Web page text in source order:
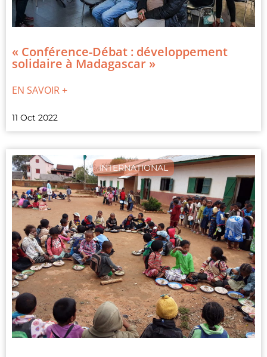
« Conférence-Débat : développement
solidaire à Madagascar »
EN SAVOIR +
11 Oct 2022
INTERNATIONAL